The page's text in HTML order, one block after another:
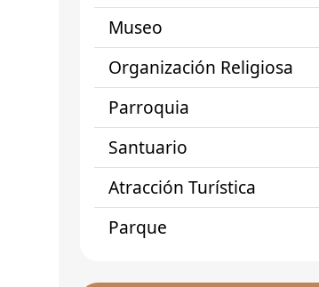
Museo
Organización Religiosa
Parroquia
Santuario
Atracción Turística
Parque